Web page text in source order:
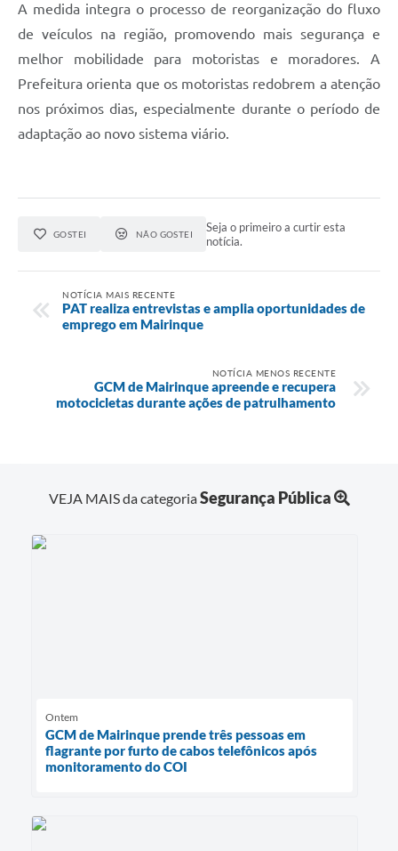
A medida integra o processo de reorganização do fluxo
de veículos na região, promovendo mais segurança e
melhor mobilidade para motoristas e moradores. A
Prefeitura orienta que os motoristas redobrem a atenção
nos próximos dias, especialmente durante o período de
adaptação ao novo sistema viário.
GOSTEI NÃO GOSTEI
Seja o primeiro a curtir esta
notícia.
NOTÍCIA MAIS RECENTE
PAT realiza entrevistas e amplia oportunidades de
emprego em Mairinque
NOTÍCIA MENOS RECENTE
GCM de Mairinque apreende e recupera
motocicletas durante ações de patrulhamento
VEJA MAIS da categoriaSegurança Pública
Ontem
GCM de Mairinque prende três pessoas em
flagrante por furto de cabos telefônicos após
monitoramento do COI